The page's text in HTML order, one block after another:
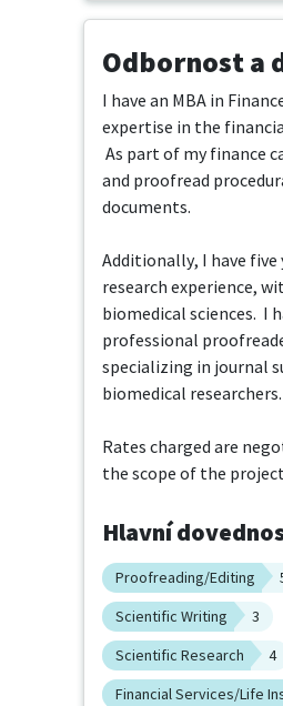
Odbornost a
I have an MBA in
expertise in the
As part of my finance
and proofread
documents.
Additionally, I have
research experience,
biomedical sciences.  I
professional
specializing in journal
biomedical researchers.
Rates charged are
the scope of the
Hlavní
Proofreading/Editing
Scientific Writing
3
Scientific Research
4
Financial Services/Life